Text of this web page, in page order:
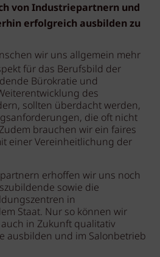
von Industriepartnern und
erfolgreich ausbilden zu
wir uns allgemein mehr
für das Berufsbild der
Bürokratie und
des
sollten überdacht werden,
die oft nicht
brauchen wir ein faires
einer Vereinheitlichung der
erhoffen wir uns noch
sowie die
in
Staat. Nur so können wir
in Zukunft qualitativ
ausbilden und im Salonbetrieb